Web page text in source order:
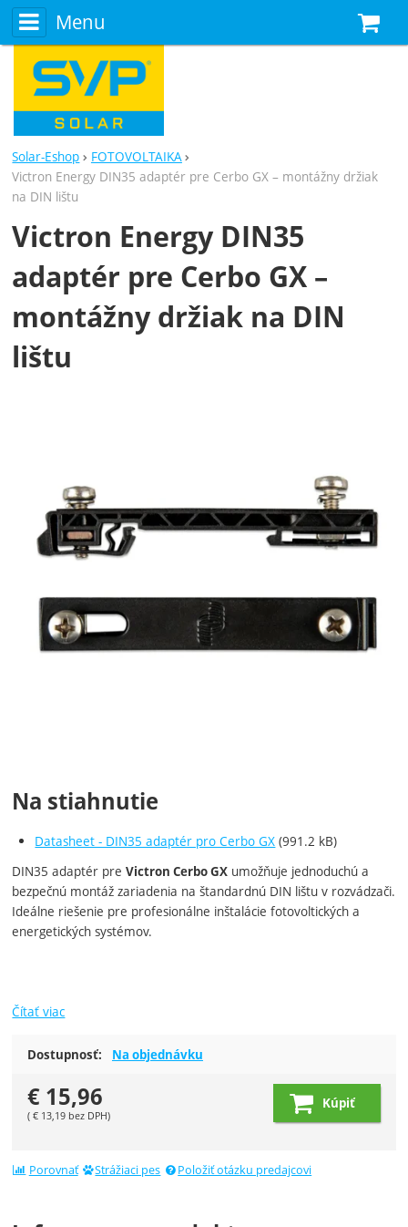
Menu
Solar-Eshop
FOTOVOLTAIKA
Victron Energy DIN35 adaptér pre Cerbo GX – montážny držiak
na DIN lištu
Victron Energy DIN35
adaptér pre Cerbo GX –
montážny držiak na DIN
lištu
Na stiahnutie
Datasheet - DIN35 adaptér pro Cerbo GX (991.2 kB)
DIN35 adaptér preVictron Cerbo GX umožňuje jednoduchú a
bezpečnú montáž zariadenia na štandardnú DIN lištu v rozvádzači.
Ideálne riešenie pre profesionálne inštalácie fotovoltických a
energetických systémov.
Čítať viac
Dostupnosť: Na objednávku
€ 15,96
( € 13,19 bez DPH)
Kúpiť
Porovnať Strážiaci pes Položiť otázku predajcovi